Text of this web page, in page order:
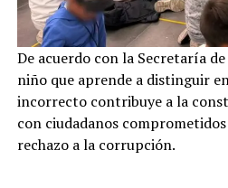
De acuerdo con la Secretaría
niño que aprende a distinguir
incorrecto contribuye a la
con ciudadanos
rechazo a la corrupción.